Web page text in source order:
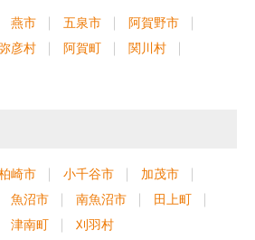
燕市 五泉市
阿賀野市
彦村 阿賀町
関川村
崎市 小千谷市
加茂市
魚沼市 南魚沼市
田上町
津南町 刈羽村